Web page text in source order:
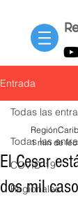
Entrada
Todas las
COVID-19
Regionales
Todas las
El Cesar
dos mil
1 min de